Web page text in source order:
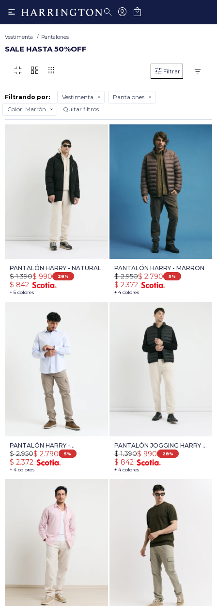

Vestimenta Pantalones
SALE HASTA 50%OFF
fullscreen_exit grid_view transition_dissolve
Filtrando por: Vestimenta
Pantalones
Color: Marrón Quitar filtros
PANTALÓN HARRY - NATURAL
+ 5 colores
$ 990
$ 1.390 28
$ 842
PANTALÓN HARRY - MARRON
+ 4 colores
$ 2.790
$ 2.950 5
$ 2.372
PANTALÓN HARRY -
TOSTADO
+ 4 colores
$ 2.790
$ 2.950 5
$ 2.372
PANTALÓN JOGGING HARRY -
NATURAL
+ 4 colores
$ 990
$ 1.390 28
$ 842